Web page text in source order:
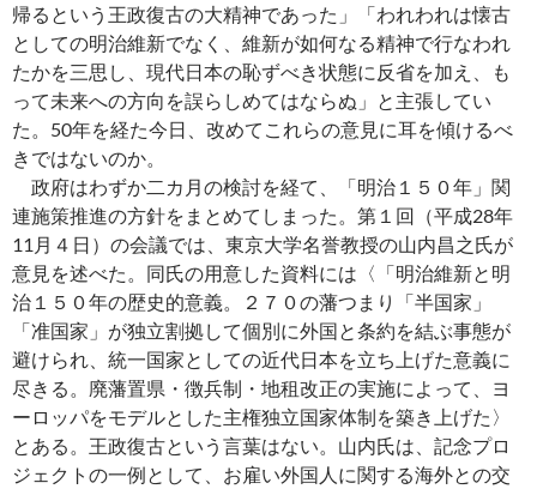
帰るという王政復古の大精神であった」「われわれは懐古
としての明治維新でなく、維新が如何なる精神で行なわれ
たかを三思し、現代日本の恥ずべき状態に反省を加え、も
って未来への方向を誤らしめてはならぬ」と主張してい
た。50年を経た今日、改めてこれらの意見に耳を傾けるべ
きではないのか。
政府はわずか二カ月の検討を経て、「明治１５０年」関
連施策推進の方針をまとめてしまった。第１回（平成28年
11月４日）の会議では、東京大学名誉教授の山内昌之氏が
意見を述べた。同氏の用意した資料には〈「明治維新と明
治１５０年の歴史的意義。２７０の藩つまり「半国家」
「准国家」が独立割拠して個別に外国と条約を結ぶ事態が
避けられ、統一国家としての近代日本を立ち上げた意義に
尽きる。廃藩置県・徴兵制・地租改正の実施によって、ヨ
ーロッパをモデルとした主権独立国家体制を築き上げた〉
とある。王政復古という言葉はない。山内氏は、記念プロ
ジェクトの一例として、お雇い外国人に関する海外との交